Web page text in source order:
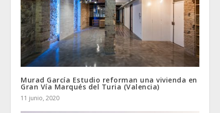
Murad García Estudio reforman una vivienda en
Gran Vía Marqués del Turia (Valencia)
11 junio, 2020